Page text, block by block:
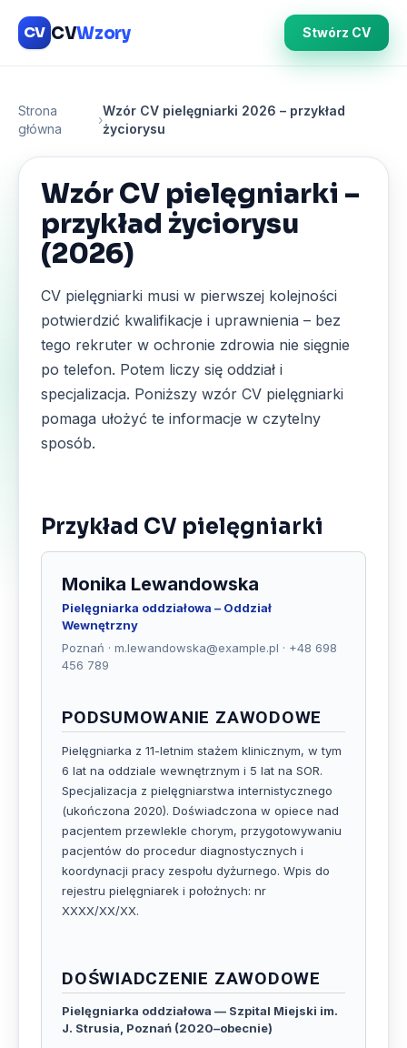
CV CVWzory Stwórz CV
Strona
główna
›
Wzór CV pielęgniarki 2026 – przykład
życiorysu
Wzór CV pielęgniarki –
przykład życiorysu
(2026)
CV pielęgniarki musi w pierwszej kolejności
potwierdzić kwalifikacje i uprawnienia – bez
tego rekruter w ochronie zdrowia nie sięgnie
po telefon. Potem liczy się oddział i
specjalizacja. Poniższy wzór CV pielęgniarki
pomaga ułożyć te informacje w czytelny
sposób.
Przykład CV pielęgniarki
Monika Lewandowska
Pielęgniarka oddziałowa – Oddział
Wewnętrzny
Poznań · m.lewandowska@example.pl · +48 698
456 789
PODSUMOWANIE ZAWODOWE
Pielęgniarka z 11-letnim stażem klinicznym, w tym
6 lat na oddziale wewnętrznym i 5 lat na SOR.
Specjalizacja z pielęgniarstwa internistycznego
(ukończona 2020). Doświadczona w opiece nad
pacjentem przewlekle chorym, przygotowywaniu
pacjentów do procedur diagnostycznych i
koordynacji pracy zespołu dyżurnego. Wpis do
rejestru pielęgniarek i położnych: nr
XXXX/XX/XX.
DOŚWIADCZENIE ZAWODOWE
Pielęgniarka oddziałowa — Szpital Miejski im.
J. Strusia, Poznań (2020–obecnie)